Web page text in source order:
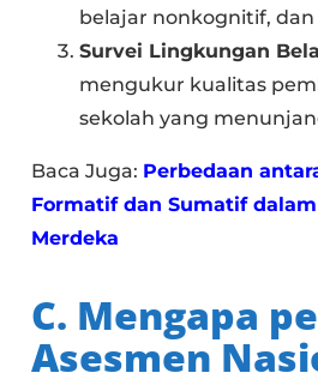
belajar nonkognitif, dan
Survei Lingkungan
mengukur kualitas
sekolah yang
Baca Juga: Perbedaan
Formatif dan Sumatif
Merdeka
C. Mengapa
Asesmen